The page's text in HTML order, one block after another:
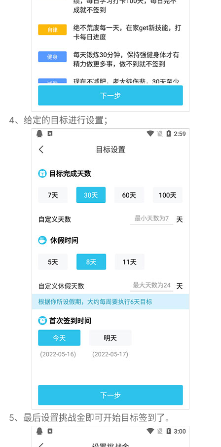
4、给定的目标进行设置；
5、最后设置挑战金即可开始目标签到了。